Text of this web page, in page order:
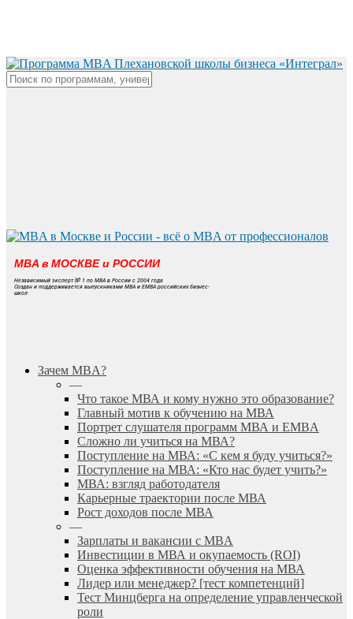
content
MBA в МОСКВЕ и РОССИИ
Независимый эксперт № 1 по MBA в России с 2004 года
Создан и поддерживается выпускниками MBA и EMBA российских бизнес-
школ
search
Menu
Зачем MBA?
—
Что такое МВА и кому нужно это образование?
Главный мотив к обучению на МВА
Портрет слушателя программ МВА и EMBA
Сложно ли учиться на МВА?
Поступление на МВА: «С кем я буду учиться?»
Поступление на МВА: «Кто нас будет учить?»
МВА: взгляд работодателя
Карьерные траектории после МВА
Рост доходов после МВА
—
Зарплаты и вакансии с MBA
Инвестиции в МВА и окупаемость (ROI)
Оценка эффективности обучения на МВА
Лидер или менеджер? [тест компетенций]
Тест Минцберга на определение управленческой
роли